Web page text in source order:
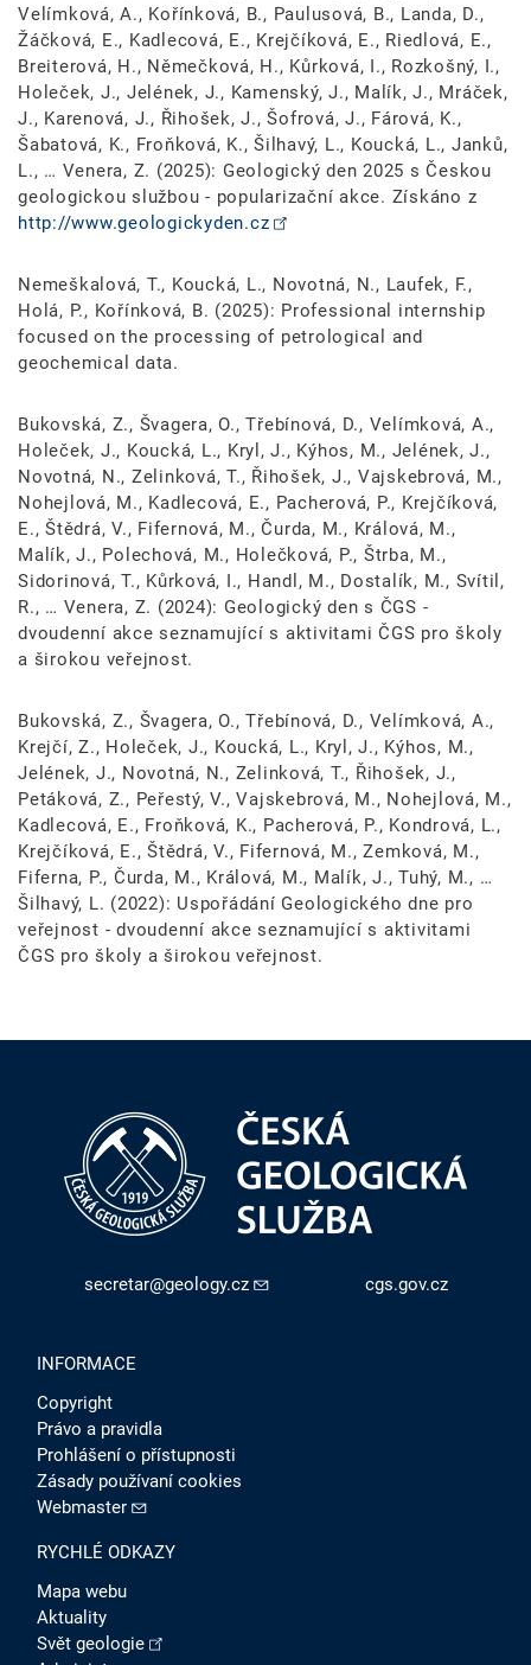
Velímková, A., Kořínková, B., Paulusová, B., Landa, D.,
Žáčková, E., Kadlecová, E., Krejčíková, E., Riedlová, E.,
Breiterová, H., Němečková, H., Kůrková, I., Rozkošný, I.,
Holeček, J., Jelének, J., Kamenský, J., Malík, J., Mráček,
J., Karenová, J., Řihošek, J., Šofrová, J., Fárová, K.,
Šabatová, K., Froňková, K., Šilhavý, L., Koucká, L., Janků,
L., … Venera, Z. (2025): Geologický den 2025 s Českou
geologickou službou - popularizační akce. Získáno z
http://www.geologickyden.cz
Nemeškalová, T., Koucká, L., Novotná, N., Laufek, F.,
Holá, P., Kořínková, B. (2025): Professional internship
focused on the processing of petrological and
geochemical data.
Bukovská, Z., Švagera, O., Třebínová, D., Velímková, A.,
Holeček, J., Koucká, L., Kryl, J., Kýhos, M., Jelének, J.,
Novotná, N., Zelinková, T., Řihošek, J., Vajskebrová, M.,
Nohejlová, M., Kadlecová, E., Pacherová, P., Krejčíková,
E., Štědrá, V., Fifernová, M., Čurda, M., Králová, M.,
Malík, J., Polechová, M., Holečková, P., Štrba, M.,
Sidorinová, T., Kůrková, I., Handl, M., Dostalík, M., Svítil,
R., … Venera, Z. (2024): Geologický den s ČGS -
dvoudenní akce seznamující s aktivitami ČGS pro školy
a širokou veřejnost.
Bukovská, Z., Švagera, O., Třebínová, D., Velímková, A.,
Krejčí, Z., Holeček, J., Koucká, L., Kryl, J., Kýhos, M.,
Jelének, J., Novotná, N., Zelinková, T., Řihošek, J.,
Petáková, Z., Peřestý, V., Vajskebrová, M., Nohejlová, M.,
Kadlecová, E., Froňková, K., Pacherová, P., Kondrová, L.,
Krejčíková, E., Štědrá, V., Fifernová, M., Zemková, M.,
Fiferna, P., Čurda, M., Králová, M., Malík, J., Tuhý, M., …
Šilhavý, L. (2022): Uspořádání Geologického dne pro
veřejnost - dvoudenní akce seznamující s aktivitami
ČGS pro školy a širokou veřejnost.
secretar@geology.cz cgs.gov.cz
INFORMACE
Copyright
Právo a pravidla
Prohlášení o přístupnosti
Zásady používaní cookies
Webmaster
RYCHLÉ ODKAZY
Mapa webu
Aktuality
Svět geologie